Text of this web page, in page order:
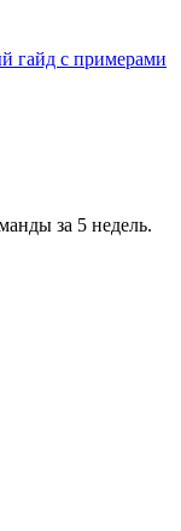
гайд с примерами
за 5 недель.